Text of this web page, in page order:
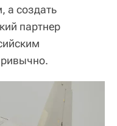
а создать
партнер